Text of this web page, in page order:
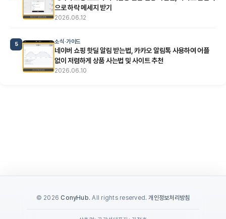
으로 하락 메세지 받기
2026.06.12
5 소식·가이드
네이버 쇼핑 핫딜 알림 받는법, 카카오 알림톡 사용하여 어플
없이 저렴하게 상품 사는법 및 사이트 추천
2026.06.10
© 2026ConyHub. All rights reserved.개인정보처리방침